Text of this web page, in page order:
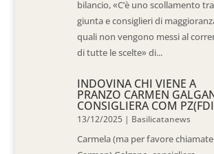
bilancio, «C’è uno scollamento tra
giunta e consiglieri di
quali non vengono messi al
di tutte le scelte» di...
INDOVINA CHI VIENE A
PRANZO CARMEN
CONSIGLIERA COM
13/12/2025 | Basilicatanews
Carmela (ma per favore